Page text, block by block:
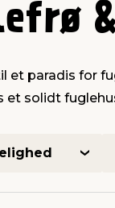
et paradis for
et solidt